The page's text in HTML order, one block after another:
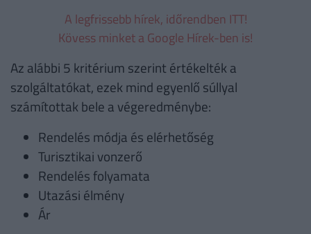
A legfrissebb hírek, időrendben ITT!
Kövess minket a Google Hírek-ben is!
Az alábbi 5 kritérium szerint értékelték a
szolgáltatókat, ezek mind egyenlő súllyal
számítottak bele a végeredménybe:
Rendelés módja és elérhetőség
Turisztikai vonzerő
Rendelés folyamata
Utazási élmény
Ár